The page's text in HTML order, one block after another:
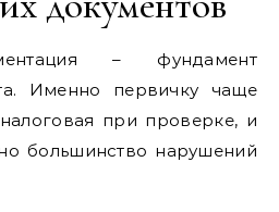
– фундамент
Именно первичку чаще
при проверке, и
большинство нарушений